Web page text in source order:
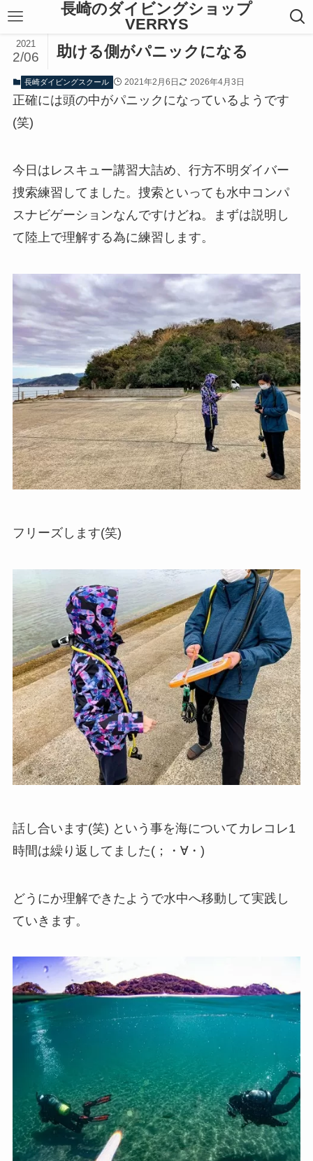
長崎のダイビングショップ
VERRYS
助ける側がパニックになる
2021
2/06
長崎ダイビングスクール 2021年2月6日 2026年4月3日
正確には頭の中がパニックになっているようです
(笑)
今日はレスキュー講習大詰め、行方不明ダイバー
捜索練習してました。捜索といっても水中コンパ
スナビゲーションなんですけどね。まずは説明し
て陸上で理解する為に練習します。
フリーズします(笑)
話し合います(笑) という事を海についてカレコレ1
時間は繰り返してました(；・∀・)
どうにか理解できたようで水中へ移動して実践し
ていきます。